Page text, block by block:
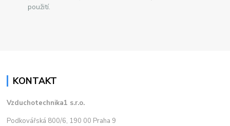
použití.
KONTAKT
Vzduchotechnika1 s.r.o.
Podkovářská 800/6, 190 00 Praha 9